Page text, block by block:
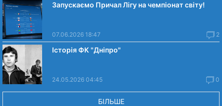
Запускаємо Причал Лігу на чемпіонат світу!
07.06.2026 18:47 2
Історія ФК "Дніпро"
24.05.2026 04:45 0
БІЛЬШЕ